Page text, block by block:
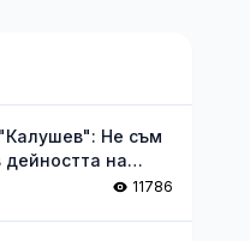
Не съм
на
11786